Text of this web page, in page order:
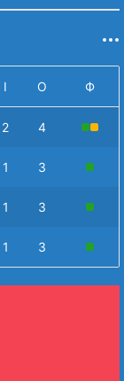
І О Ф
2 4
1 3
1 3
1 3